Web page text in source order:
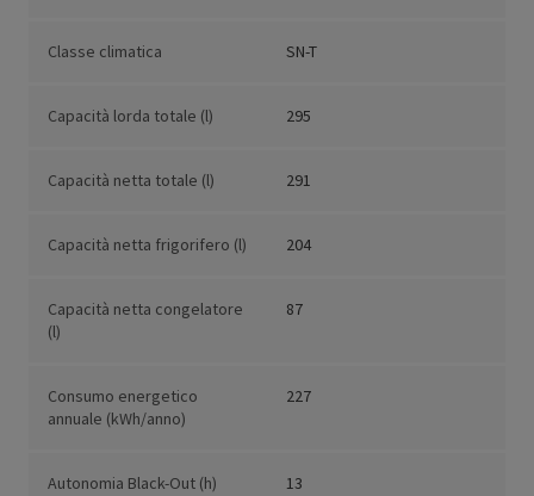
Classe climatica SN-T
Capacità lorda totale (l) 295
Capacità netta totale (l) 291
Capacità netta frigorifero (l) 204
Capacità netta congelatore
(l)
87
Consumo energetico
annuale (kWh/anno)
227
Autonomia Black-Out (h) 13